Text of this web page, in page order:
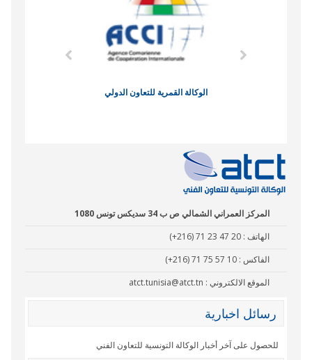
الوكالة القمرية للتعاون الدولي
المركز العمراني الشمالي ص ب 34 سديكس تونس 1080
الهاتف : (+216) 71 23 47 20
الفاكس : (+216) 71 75 57 10
الموقع الالكتروني : atct.tunisia@atct.tn
رسائل اخبارية
للحصول على آخر أخبار الوكالة التونسية للتعاون الفني